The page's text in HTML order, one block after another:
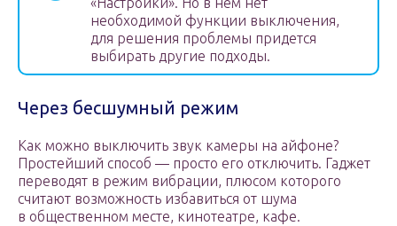
необходимой функции выключения,
для решения проблемы придется
выбирать другие подходы.
Через бесшумный режим
Как можно выключить звук камеры на айфоне?
Простейший способ — просто его отключить. Гаджет
переводят в режим вибрации, плюсом которого
считают возможность избавиться от шума
в общественном месте, кинотеатре, кафе.